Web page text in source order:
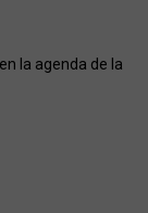
la agenda de la